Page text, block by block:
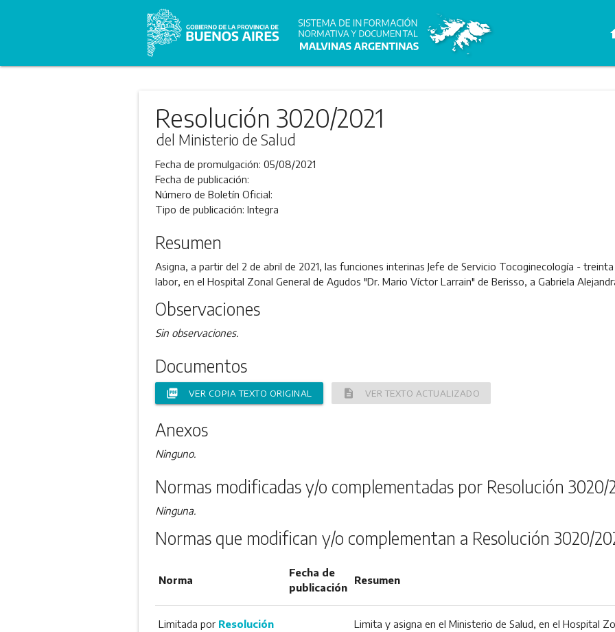
Resolución 3020/2021
del Ministerio de Salud
Fecha de promulgación: 05/08/2021
Fecha de publicación:
Número de Boletín Oficial:
Tipo de publicación: Integra
Resumen
Asigna, a partir del 2 de abril de 2021, las funciones interinas Jefe de Servicio Tocoginecología -
labor, en el Hospital Zonal General de Agudos "Dr. Mario Víctor Larrain" de Berisso, a Gabriela
Observaciones
Sin observaciones.
Documentos
picture_as_pdf VER COPIA TEXTO ORIGINAL description VER TEXTO ACTUALIZADO
Anexos
Ninguno.
Normas modificadas y/o complementadas por Resolución 3020/
Ninguna.
Normas que modifican y/o complementan a Resolución 3020/
Norma
Fecha de
publicación
Resumen
Limitada por Resolución
Limita y asigna en el Ministerio de Salud, en el Hospital